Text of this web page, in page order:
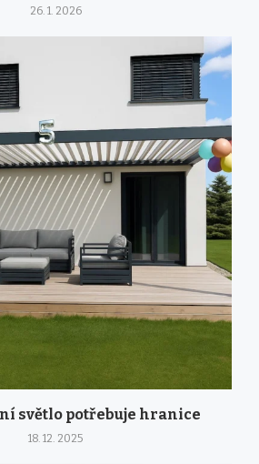
26. 1. 2026
světlo potřebuje hranice
18. 12. 2025